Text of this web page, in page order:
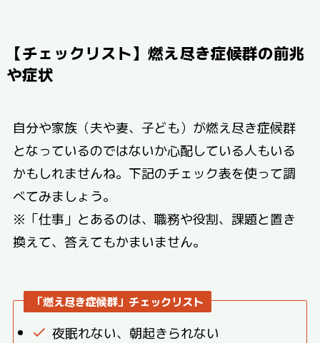
【チェックリスト】燃え尽き症候群の前兆
や症状
自分や家族（夫や妻、子ども）が燃え尽き症候群
となっているのではないか心配している人もいる
かもしれませんね。下記のチェック表を使って調
べてみましょう。
※「仕事」とあるのは、職務や役割、課題と置き
換えて、答えてもかまいません。
「燃え尽き症候群」チェックリスト
夜眠れない、朝起きられない